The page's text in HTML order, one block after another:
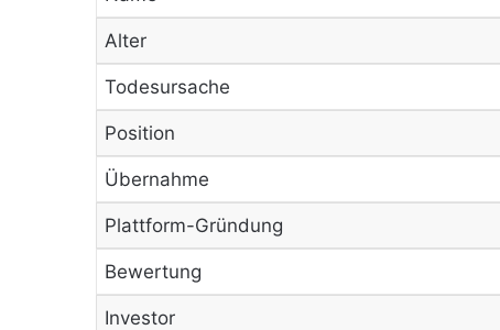
Alter
Todesursache
Position
Übernahme
Plattform-Gründung
Bewertung
Investor